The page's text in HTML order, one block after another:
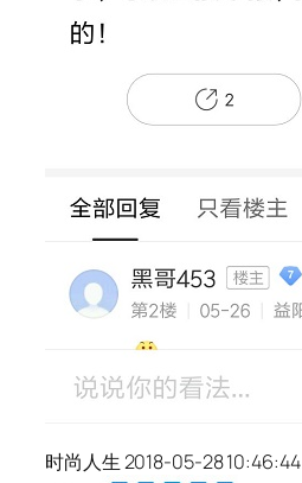
时尚人生 2018-05-28 10:46:44